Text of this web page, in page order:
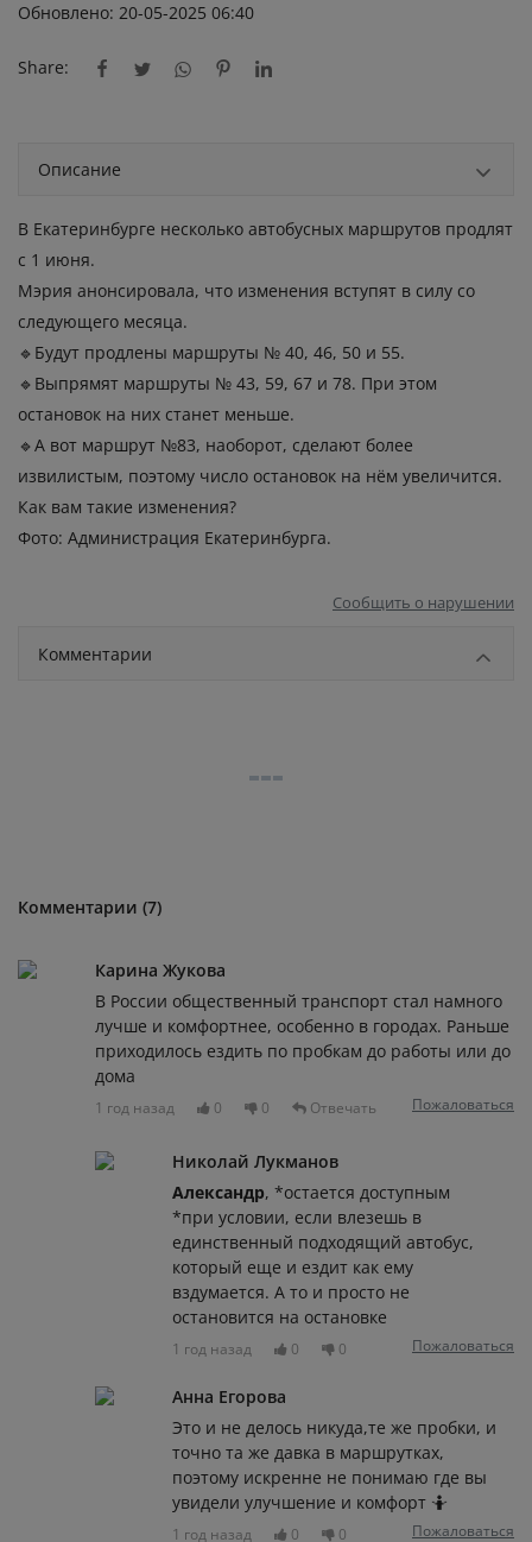
Обновлено: 20-05-2025 06:40
Share:
Описание
В Екатеринбурге несколько автобусных маршрутов продлят
с 1 июня.
Мэрия анонсировала, что изменения вступят в силу со
следующего месяца.
🔹️Будут продлены маршруты № 40, 46, 50 и 55.
🔹️Выпрямят маршруты № 43, 59, 67 и 78. При этом
остановок на них станет меньше.
🔹️А вот маршрут №83, наоборот, сделают более
извилистым, поэтому число остановок на нём увеличится.
Как вам такие изменения?
Фото: Администрация Екатеринбурга.
Сообщить о нарушении
Комментарии
Комментарии (7)
Карина Жукова
В России общественный транспорт стал намного
лучше и комфортнее, особенно в городах. Раньше
приходилось ездить по пробкам до работы или до
дома
1 год назад 0 0 Отвечать Пожаловаться
Николай Лукманов
Александр, *остается доступным
*при условии, если влезешь в
единственный подходящий автобус,
который еще и ездит как ему
вздумается. А то и просто не
остановится на остановке
1 год назад 0 0 Пожаловаться
Анна Егорова
Это и не делось никуда,те же пробки, и
точно та же давка в маршрутках,
поэтому искренне не понимаю где вы
увидели улучшение и комфорт 🤷
1 год назад 0 0 Пожаловаться